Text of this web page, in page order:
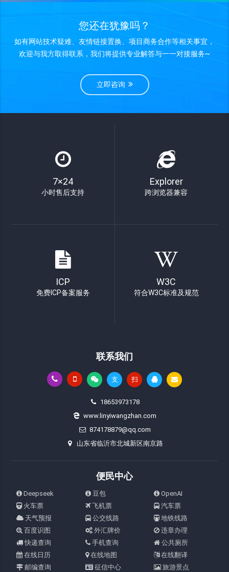
您还在犹豫吗？
如有网站技术疑难、友情链接置换、项目商务合作等相关事宜，
欢迎与我方取得联系，我们将提供专业解答与一一对接服务~
立即咨询
7×24
小时售后支持
Explorer
跨浏览器兼容
ICP
免费ICP备案服务
W3C
符合W3C标准及规范
联系我们
支 扫
18653973178
www.linyiwangzhan.com
874178879@qq.com
山东省临沂市北城新区南京路
便民中心
Deepseek 豆包
OpenAI
火车票
飞机票
汽车票
天气预报
公交线路
地铁线路
百度识图
外汇牌价
违章办理
快递查询
手机查询
公共厕所
在线日历
在线地图
在线翻译
邮编查询
征信中心
旅游景点